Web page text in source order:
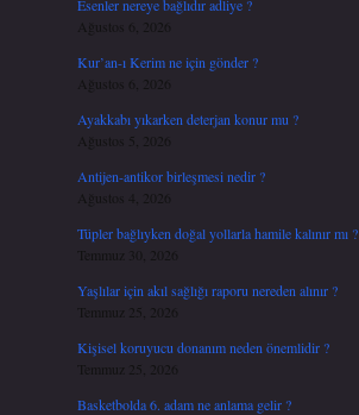
Esenler nereye bağlıdır adliye ?
Ağustos 6, 2026
Kur’an-ı Kerim ne için gönder ?
Ağustos 6, 2026
Ayakkabı yıkarken deterjan konur mu ?
Ağustos 5, 2026
Antijen-antikor birleşmesi nedir ?
Ağustos 4, 2026
Tüpler bağlıyken doğal yollarla hamile kalınır mı ?
Temmuz 30, 2026
Yaşlılar için akıl sağlığı raporu nereden alınır ?
Temmuz 25, 2026
Kişisel koruyucu donanım neden önemlidir ?
Temmuz 25, 2026
Basketbolda 6. adam ne anlama gelir ?